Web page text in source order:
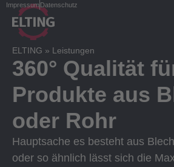
ImpressumDatenschutz
ELTING » Leistungen
360° Qualität
Produkte aus
oder Rohr
Hauptsache es besteht aus
oder so ähnlich lässt sich die